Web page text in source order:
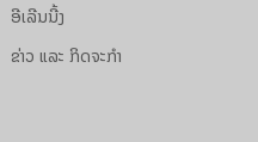
ອີເລີນນີ້ງ
ຂ່າວ ແລະ ກິດຈະກຳ